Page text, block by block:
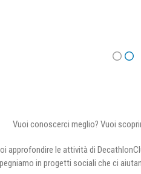
Vuoi conoscerci meglio? Vuoi
approfondire le attività di
in progetti sociali che ci